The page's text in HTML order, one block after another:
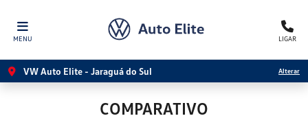
MENU LIGAR
VW Auto Elite - Jaraguá do Sul Alterar
COMPARATIVO